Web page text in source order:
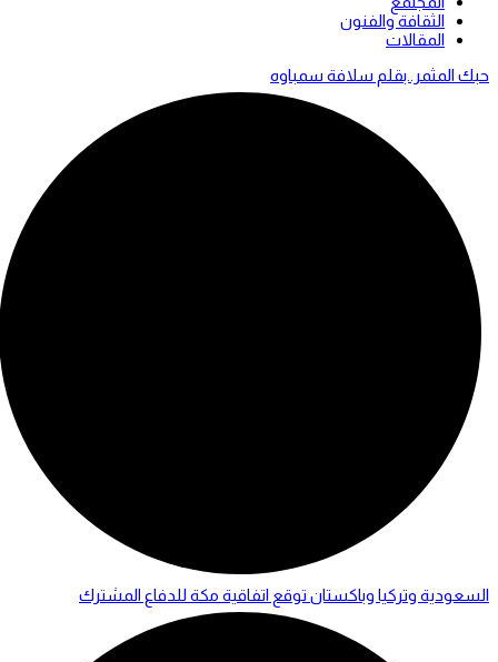
الثقافة والفنون
المقالات
حبك المثمر..بقلم سلافة سمباوه
السعودية وتركيا وباكستان توقع اتفاقية مكة للدفاع المشترك